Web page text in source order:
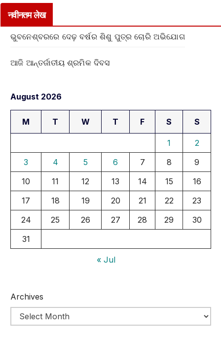
नवीनतम लेख
ଭୁବନେଶ୍ବରରେ ଦେଢ଼ ବର୍ଷର ଶିଶୁ ପୁତ୍ର ଚୋରି ଅଭିଯୋଗ
ଆଜି ଆନ୍ତର୍ଜାତୀୟ ଶ୍ରମିକ ଦିବସ
August 2026
M T W T F S S
1
2
3
4 5 6 7 8
9
10
11 12 13 14 15
16
17
18 19 20 21 22
23
24
25 26 27 28 29
30
31
« Jul
Archives